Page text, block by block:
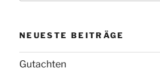
NEUESTE BEITRÄGE
Gutachten